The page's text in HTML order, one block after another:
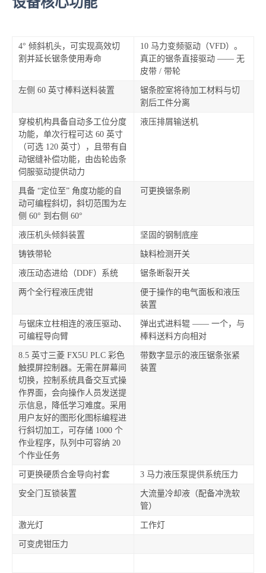
4° 倾斜机头，可实现高效切
割并延长锯条使用寿命
10 马力变频驱动（VFD）。
真正的锯条直接驱动 —— 无
皮带 / 带轮
左侧 60 英寸棒料送料装置
锯条腔室将待加工材料与切
割后工件分离
穿梭机构具备自动多工位分度
功能，单次行程可达 60 英寸
（可选 120 英寸），且带有自
动锯缝补偿功能，由齿轮齿条
伺服驱动提供动力
液压排屑输送机
具备 “定位至” 角度功能的自
动可编程斜切，斜切范围为左
侧 60° 到右侧 60°
可更换锯条刷
液压机头倾斜装置 坚固的钢制底座
铸铁带轮 缺料检测开关
液压动态进给（DDF）系统 锯条断裂开关
两个全行程液压虎钳
便于操作的电气面板和液压
装置
与锯床立柱相连的液压驱动、
可编程导向臂
弹出式进料辊 —— 一个，与
棒料送料方向相对
8.5 英寸三菱 FX5U PLC 彩色
触摸屏控制器。无需在屏幕间
切换，控制系统具备交互式操
作界面，会向操作人员发送提
示信息，降低学习难度。采用
用户友好的图形化图标编程进
行斜切加工，可存储 1000 个
作业程序，队列中可容纳 20
个作业任务
带数字显示的液压锯条张紧
装置
可更换硬质合金导向衬套 3 马力液压泵提供系统压力
安全门互锁装置
大流量冷却液（配备冲洗软
管）
激光灯 工作灯
可变虎钳压力